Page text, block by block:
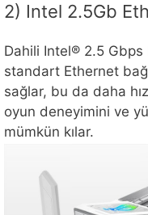
2) Intel 2.5Gb
Dahili Intel® 2.5 Gbps
standart Ethernet
sağlar, bu da daha
oyun deneyimini ve
mümkün kılar.